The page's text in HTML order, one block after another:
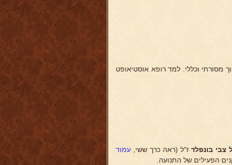
מסורתי וכללי. למד רופא אוסטיאופט
צבי בונפלדז"ל (ראה כרך ששי, עמוד
הפעילים של התנועה.